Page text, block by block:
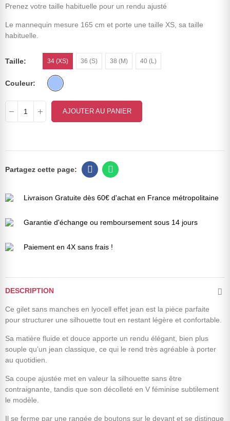
Prenez votre taille habituelle pour un rendu ajusté
Le mannequin mesure 165 cm et porte une taille XS, sa taille
habituelle.
Taille 34 (XS) 36 (S) 38 (M) 40 (L)
Couleur
AJOUTER AU PANIER
Livraison Gratuite dès 60€ d'achat en France métropolitaine
Garantie d'échange ou remboursement sous 14 jours
Paiement en 4X sans frais !
DESCRIPTION
Ce gilet sans manches en lyocell effet jean est la pièce parfaite
pour structurer une silhouette tout en restant légère et confortable.
Sa matière fluide et douce apporte un rendu élégant, bien plus
souple qu’un jean classique, ce qui le rend très agréable à porter
au quotidien.
Sa coupe ajustée met en valeur la silhouette sans être
contraignante, tandis que son décolleté en V féminise subtilement
le modèle.
Il se ferme par une rangée de boutons sur le devant et se distingue